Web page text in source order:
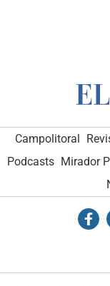
Campolitoral
Podcasts Mirador